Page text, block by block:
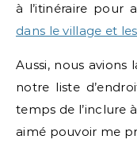
à l’itinéraire pour
dans le village et
Aussi, nous avions
notre liste
temps de l’inclure
aimé pouvoir me